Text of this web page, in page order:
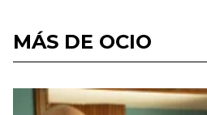
MÁS DE OCIO